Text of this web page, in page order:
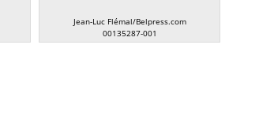
Jean-Luc Flémal/Belpress.com
00135287-001